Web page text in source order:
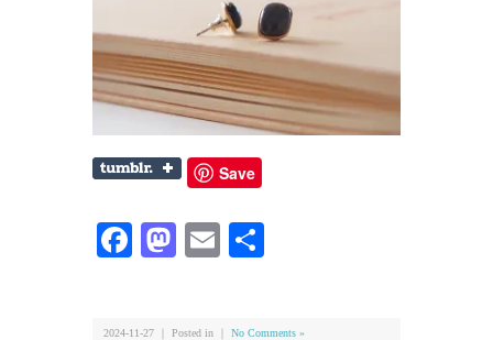
Save
Facebook
Mastodon
Email
2024-11-27 ｜ Posted in ｜ No Comments »